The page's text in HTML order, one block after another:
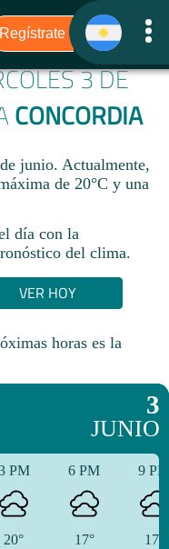
3 DE
CONCORDIA
junio. Actualmente,
de 20°C y una
día con la
del clima.
VER HOY
horas es la
3
JUNIO
PM
20°
6 PM
17°
9
17°